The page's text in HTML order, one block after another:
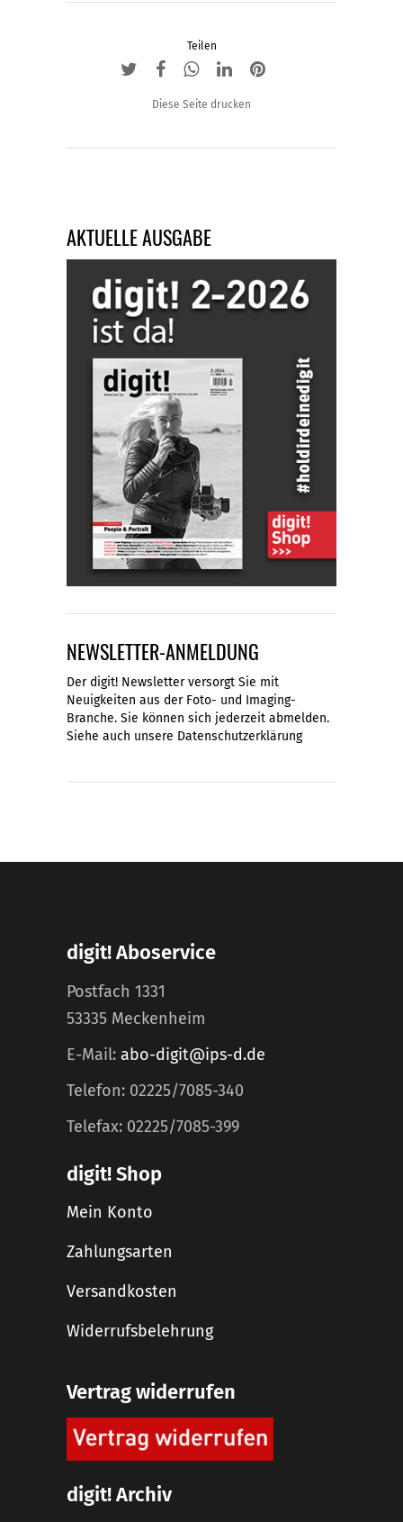
Teilen
Diese Seite drucken
AKTUELLE AUSGABE
NEWSLETTER-ANMELDUNG
Der digit! Newsletter versorgt Sie mit
Neuigkeiten aus der Foto- und Imaging-
Branche. Sie können sich jederzeit abmelden.
Siehe auch unsere Datenschutzerklärung
digit! Aboservice
Postfach 1331
53335 Meckenheim
E-Mail: abo-digit@ips-d.de
Telefon: 02225/7085-340
Telefax: 02225/7085-399
digit! Shop
Mein Konto
Zahlungsarten
Versandkosten
Widerrufsbelehrung
Vertrag widerrufen
digit! Archiv